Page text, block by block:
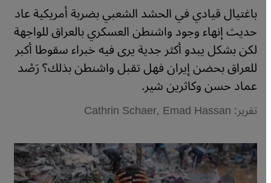
باغتيال قيادي في الحشد الشعبي بضربة أمريكية عاد
حديث إنهاء وجود واشنطن العسكري بالعراق للواجهة
لكن بشكل يبدو أكثر جدية يرى فيه خبراء سقوطا أكبر
للعراق بحضن إيران فهل تقبل واشنطن بذلك؟ رَصْد
عماد حسن وكاثرين شير.
تقرير: Cathrin Schaer, Emad Hassan